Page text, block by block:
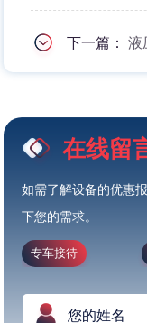
下一篇：液
在线留
如需了解设备的优惠
下您的需求。
专车接待